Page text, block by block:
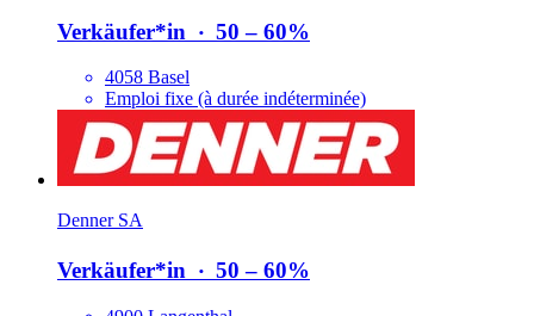
Verkäufer*​in ‧ 50 – 60%
4058 Basel
Emploi fixe (à durée indéterminée)
Denner SA
Verkäufer*​in ‧ 50 – 60%